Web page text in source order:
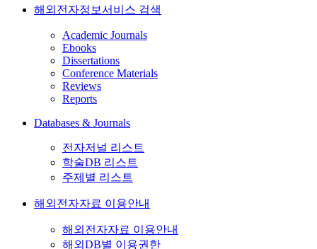
해외전자정보서비스 검색
Academic Journals
Ebooks
Dissertations
Conference Materials
Reviews
Reports
Databases & Journals
전자저널 리스트
학술DB 리스트
주제별 리스트
해외전자자료 이용안내
해외전자자료 이용안내
해외DB별 이용권한